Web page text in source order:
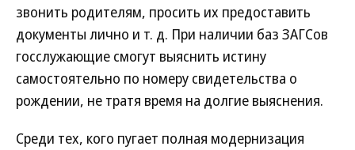
звонить родителям, просить их предоставить
документы лично и т. д. При наличии баз ЗАГСов
госслужающие смогут выяснить истину
самостоятельно по номеру свидетельства о
рождении, не тратя время на долгие выяснения.
Среди тех, кого пугает полная модернизация